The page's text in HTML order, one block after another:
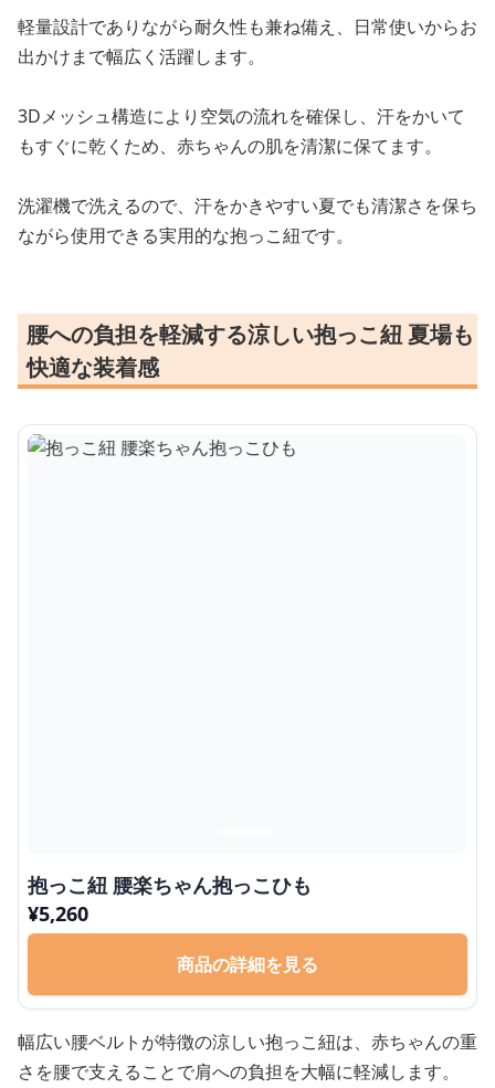
軽量設計でありながら耐久性も兼ね備え、日常使いからお
出かけまで幅広く活躍します。
3Dメッシュ構造により空気の流れを確保し、汗をかいて
もすぐに乾くため、赤ちゃんの肌を清潔に保てます。
洗濯機で洗えるので、汗をかきやすい夏でも清潔さを保ち
ながら使用できる実用的な抱っこ紐です。
腰への負担を軽減する涼しい抱っこ紐 夏場も
快適な装着感
抱っこ紐 腰楽ちゃん抱っこひも
¥5,260
商品の詳細を見る
幅広い腰ベルトが特徴の涼しい抱っこ紐は、赤ちゃんの重
さを腰で支えることで肩への負担を大幅に軽減します。